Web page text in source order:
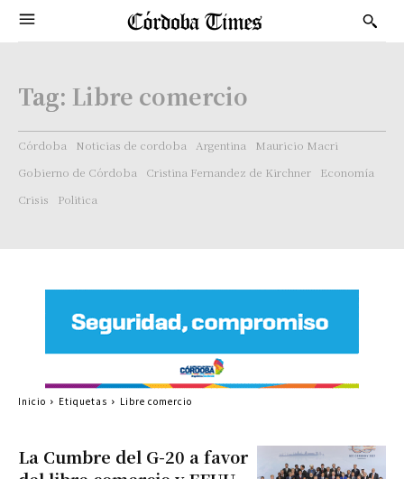
Tag: Libre comercio
Córdoba Noticias de cordoba Argentina
Mauricio Macri
Gobierno de Córdoba
Cristina Fernandez de Kirchner
Economía
Crisis
Politica
La Cumbre del G-20 a favor
Inicio Etiquetas Libre comercio